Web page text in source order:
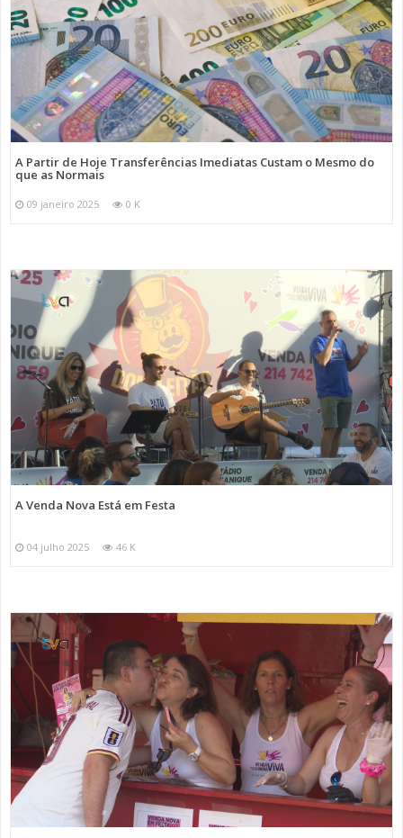
A Partir de Hoje Transferências Imediatas Custam o Mesmo do
que as Normais
09 janeiro 2025 0 K
A Venda Nova Está em Festa
04 julho 2025 46 K